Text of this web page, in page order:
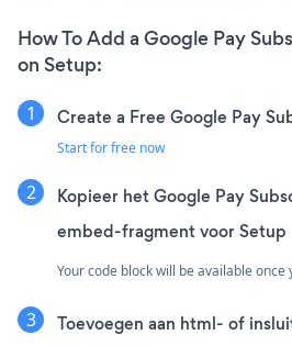
How To Add a Google Pay
on Setup:
Create a Free Google Pay
Start for free now
Kopieer het Google Pay
embed-fragment voor Setup
Your code block will be available
Toevoegen aan html- of